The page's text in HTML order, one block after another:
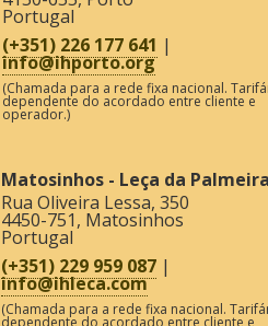
Portugal
(+351) 226 177 641 |
info@ihporto.org
(Chamada para a rede fixa nacional.
dependente do acordado entre cliente e
operador.)
Matosinhos - Leça da Palmeira
Rua Oliveira Lessa, 350
4450-751, Matosinhos
Portugal
(+351) 229 959 087|
info@ihleca.com
(Chamada para a rede fixa nacional.
dependente do acordado entre cliente e